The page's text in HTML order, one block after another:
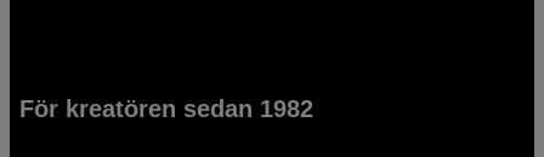
För kreatören sedan 1982